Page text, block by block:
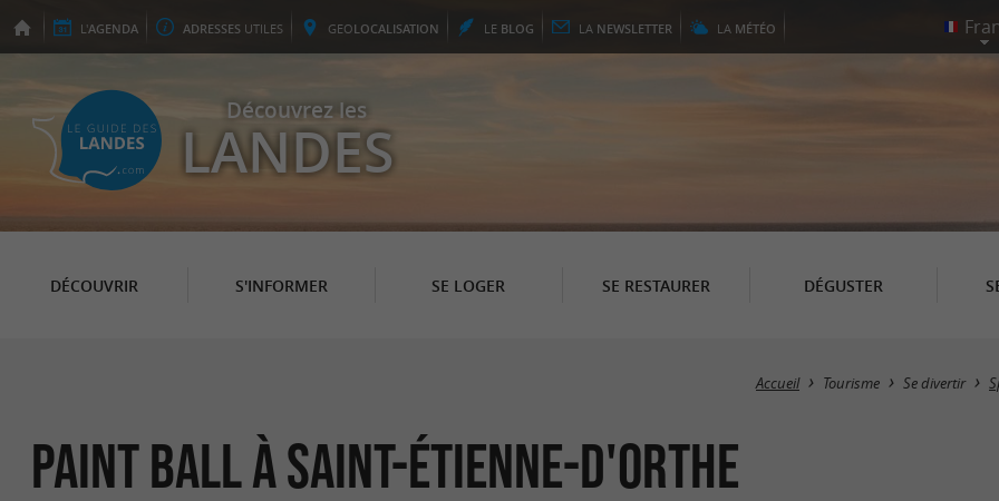
L'AGENDA ADRESSES UTILES GEOLOCALISATION LE BLOG LA NEWSLETTER LA MÉTÉO
Découvrez les
LANDES
DÉCOUVRIR S'INFORMER SE LOGER SE RESTAURER DÉGUSTER
Accueil Tourisme Se divertir
Paint Ball à Saint-Étienne-d'Orthe